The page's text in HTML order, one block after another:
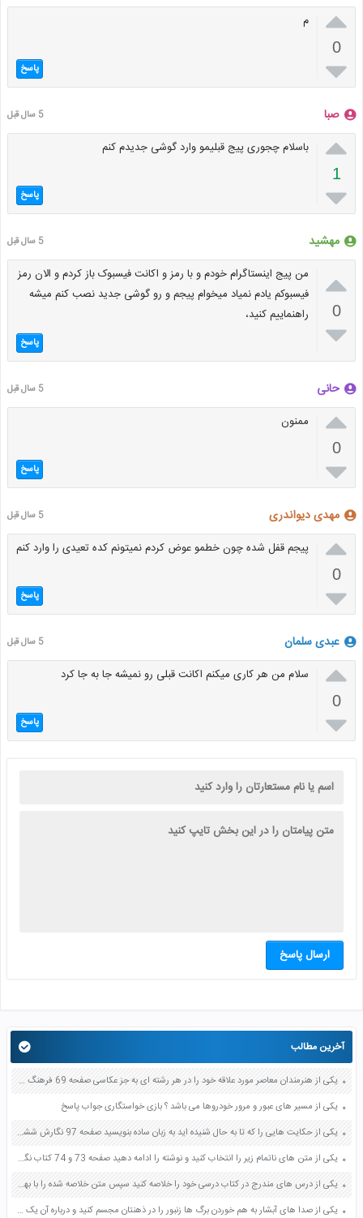

0

م
پاسخ
صبا 5 سال قبل

1

باسلام چجوری پیج قبلیمو وارد گوشی جدیدم کنم
پاسخ
مهشید 5 سال قبل

0

من پیج اینستاگرام خودم و با رمز و اکانت فیسبوک باز کردم و الان رمز
فیسبوکم یادم نمیاد میخوام پیجم و رو گوشی جدید نصب کنم میشه
راهنماییم کنید،
پاسخ
حانی 5 سال قبل

0

ممنون
پاسخ
مهدی دیواندری 5 سال قبل

0

پیجم قفل شده چون خطمو عوض کردم نمیتونم کده تعیدی را وارد کنم
پاسخ
عبدی سلمان 5 سال قبل

0

سلام من هر کاری میکنم اکانت قبلی رو نمیشه جا به جا کرد
پاسخ
ارسال پاسخ
آخرین مطالب
یکی از هنرمندان معاصر مورد علاقه خود را در هر رشته ای به جز عکاسی صفحه 69 فرهنگ و هنر نهم
یکی از مسیر های عبور و مرور خودروها می باشد ؟ بازی خواستگاری جواب پاسخ
یکی از حکایت هایی را که تا به حال شنیده اید به زبان ساده بنویسید صفحه 97 نگارش ششم دبستان
یکی از متن های ناتمام زیر را انتخاب کنید و نوشته را ادامه دهید صفحه 73 و 74 کتاب نگارش فارسی پنجم دبستان
یکی از درس های مندرج در کتاب درسی خود را خلاصه کنید سپس متن خلاصه شده را با بهره گیری از روش های دسته بندی نمودار جدول نقشه مفهومی نشان دهید صفحه 118 نگارش یازدهم
یکی از صدا های آبشار به هم خوردن برگ ها زنبور را در ذهنتان مجسم کنید و درباره آن یک بند بنویسید صفحه 11 نگارش پنجم